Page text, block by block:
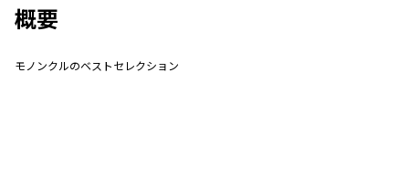
概要
モノンクルのベストセレクション